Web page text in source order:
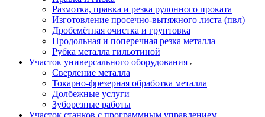
Размотка, правка и резка рулонного проката
Изготовление просечно-вытяжного листа (пвл)
Дробемётная очистка и грунтовка
Продольная и поперечная резка металла
Рубка металла гильотиной
Участок универсального оборудования
Сверление металла
Токарно-фрезерная обработка металла
Долбежные услуги
Зуборезные работы
Участок станков с программным управлением